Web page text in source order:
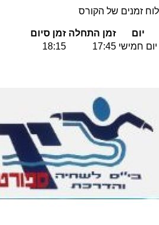
לוח זמנים של הקורס
יום זמן התחלה זמן סיום
יום חמישי 17:45
18:15